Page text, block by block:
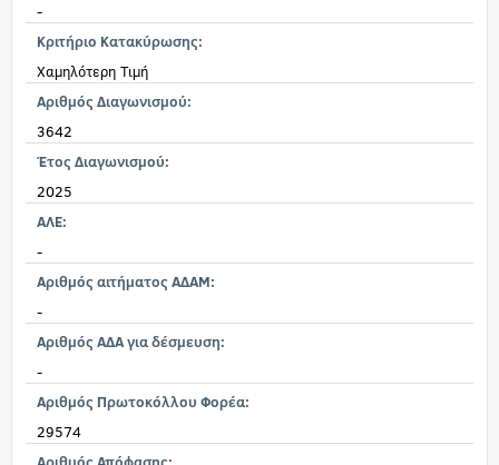
-
Κριτήριο Κατακύρωσης:
Χαμηλότερη Τιμή
Αριθμός Διαγωνισμού:
3642
Έτος Διαγωνισμού:
2025
ΑΛΕ:
-
Αριθμός αιτήματος ΑΔΑΜ:
-
Αριθμός ΑΔΑ για δέσμευση:
-
Αριθμός Πρωτοκόλλου Φορέα:
29574